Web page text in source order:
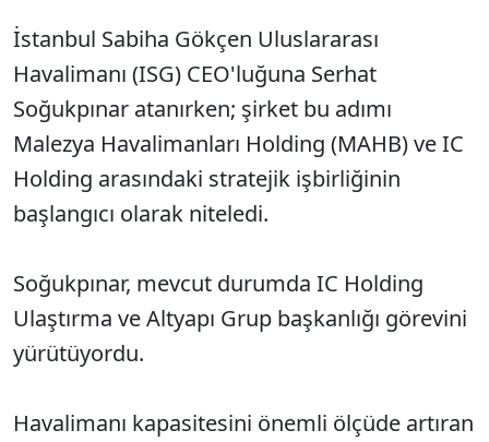
İstanbul Sabiha Gökçen Uluslararası
Havalimanı (ISG) CEO'luğuna Serhat
Soğukpınar atanırken; şirket bu adımı
Malezya Havalimanları Holding (MAHB) ve IC
Holding arasındaki stratejik işbirliğinin
başlangıcı olarak niteledi.
Soğukpınar, mevcut durumda IC Holding
Ulaştırma ve Altyapı Grup başkanlığı görevini
yürütüyordu.
Havalimanı kapasitesini önemli ölçüde artıran